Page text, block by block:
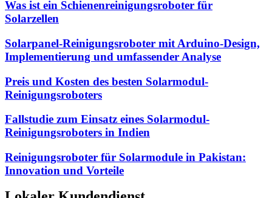
Was ist ein Schienenreinigungsroboter für
Solarzellen
Solarpanel-Reinigungsroboter mit Arduino-Design,
Implementierung und umfassender Analyse
Preis und Kosten des besten Solarmodul-
Reinigungsroboters
Fallstudie zum Einsatz eines Solarmodul-
Reinigungsroboters in Indien
Reinigungsroboter für Solarmodule in Pakistan:
Innovation und Vorteile